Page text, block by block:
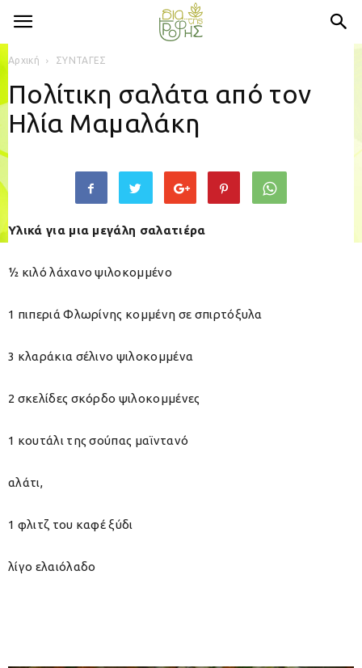
Αρχική ΣΥΝΤΑΓΕΣ
Πολίτικη σαλάτα από τον
Ηλία Μαμαλάκη
Υλικά για μια μεγάλη σαλατιέρα
½ κιλό λάχανο ψιλοκομμένο
1 πιπεριά Φλωρίνης κομμένη σε σπιρτόξυλα
3 κλαράκια σέλινο ψιλοκομμένα
2 σκελίδες σκόρδο ψιλοκομμένες
1 κουτάλι της σούπας μαϊντανό
αλάτι,
1 φλιτζ του καφέ ξύδι
λίγο ελαιόλαδο